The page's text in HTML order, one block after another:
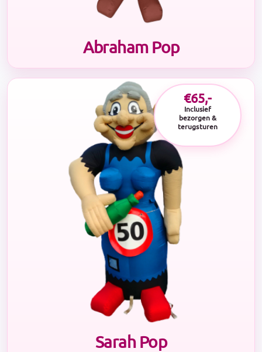
Abraham Pop
€65,-
Inclusief
bezorgen &
terugsturen
Sarah Pop